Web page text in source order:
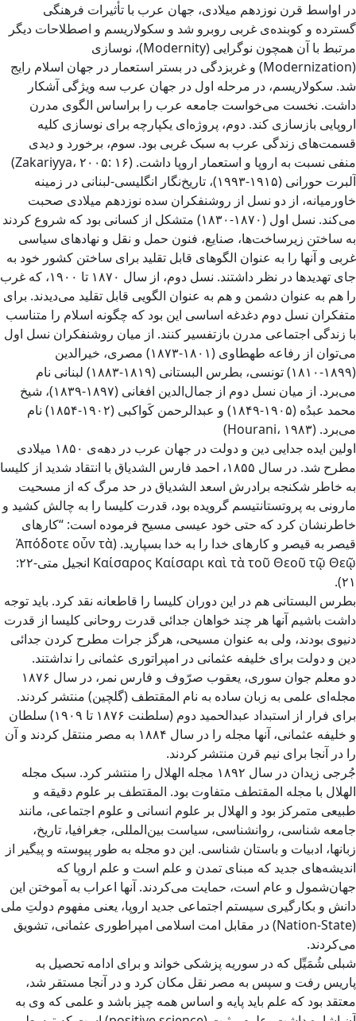
در اواسط قرن نوزدهم میلادی، جهان عرب با تأثیرات فرهنگی
گسترده و کوبنده‌ی غربی روبرو شد و سکولاریسم و اصطلاحات دیگر
مرتبط با آن همچون نوگرایی (Modernity)، نو‌سازی
(Modernization) و غربزدگی در بستر استعمار در جهان اسلام رایج
شد. سکولاریسم، در مرحله اول در جهان عرب سه ویژگی آشکار
داشت. نخست می‌خواست جامعه عرب را براساس الگوی مدرن
اروپایی بازسازی کند. دوم، پروژه‌ای یکپارچه برای نوسازی کلیه
قسمت‌های زندگی عرب به سبک غربی بود. سوم، برخورد و دیدی
منفی نسبت به اروپا و استعمار اروپا داشت. (Zakariyya، ۲۰۰۵: ۱۶)
آلبرت حورانی (۱۹۱۵-۱۹۹۳)، تاریخ‌نگار انگلیسی-لبنانی در زمینه
خاورمیانه، از دو نسل از روشنفکران سده نوزدهم میلادی صحبت
می‌کند. نسل اول (۱۸۷۰-۱۸۳۰) متشکل از کسانی بود که شروع کردند
به ساختن زیرساخت‌ها، صنایع، فنون حمل و نقل و نهادهای سیاسی
غربی و آنها را به عنوان الگوهای قابل تقلید برای ساختن کشور خود به
جای تهدیدها در نظر داشتند. نسل دوم، از سال ۱۸۷۰ تا ۱۹۰۰، که غرب
را هم به عنوان دشمن و هم به عنوان الگویی قابل تقلید می‌دیدند. برای
متفکران نسل دوم دغدغه اساسی این بود که چگونه اسلام را متناسب
با زندگی اجتماعی مدرن بازتفسیر کنند. از میان روشنفکران نسل اول
می‌توان از رفاعه طهطاوی (۱۸۰۱-۱۸۷۳) مصری، خیرالدین
(۱۸۹۹-۱۸۱۰) تونسی، بطرس البستانی (۱۸۱۹-۱۸۸۳) لبنانی نام
می‌برد. از میان نسل دوم از جمال‌الدین افغانی (۱۸۹۷-۱۸۳۹)، شیخ
محمد عبدُه (۱۹۰۵-۱۸۴۹) و عبدالرحمن کَواکبی (۱۹۰۲-۱۸۵۴) نام‌
می‌برد. (Hourani، ۱۹۸۳)
اولین ایده جدایی دین و دولت در جهان عرب در دهه‌ی ۱۸۵۰ میلادی
مطرح شد. در سال ۱۸۵۵، احمد فارس الشدیاق با انتقاد شدید از کلیسا
به خاطر شکنجه برادرش اسعد الشدیاق در حد مرگ که از مسحیت
مارونی به پروتستانتیسم گرویده بود، قدرت کلیسا را به چالش کشید و
خاطرنشان کرد که حتی خود عیسی مسیح فرموده است: “کارهای
قیصر به قیصر و کارهای خدا را به خدا بسپارید. (Ἀπόδοτε οὖν τὰ
Καίσαρος Καίσαρι καὶ τὰ τοῦ Θεοῦ τῷ Θεῷ انجیل متی-۲۲:
۲۱).
بطرس البستانی هم در این دوران کلیسا را قاطعانه نقد کرد. باید توجه
داشت باشیم آنها هر چند خواهان جدائی قدرت روحانی کلیسا از قدرت
دنیوی بودند، ولی به عنوان مسیحی، هرگز جرات مطرح کردن جدائی
دین و دولت برای خلیفه عثمانی در امپراتوری عثمانی را نداشتند.
دو معلم جوان سوری، یعقوب صرّوف و فارس نمر، در سال ۱۸۷۶
مجله‌ای علمی به زبان ساده به نام المقتطف (گلچین) منتشر کردند.
برای فرار از استبداد عبدالحمید دوم (سلطنت ۱۸۷۶ تا ۱۹۰۹) سلطان
و خلیفه عثمانی، آنها مجله را در سال ۱۸۸۴ به مصر منتقل کردند و آن
را در آنجا برای نیم قرن منتشر کردند.
جُرجی زیدان در سال ۱۸۹۲ مجله الهلال را منتشر کرد. سبک مجله
الهلال با مجله المقتطف متفاوت بود. المقتطف بر علوم دقیقه و
طبیعی متمرکز بود و الهلال بر علوم انسانی و علوم اجتماعی، مانند
جامعه شناسی، روانشناسی، سیاست بین‌المللی، جغرافیا، تاریخ،
زبانها، ادبیات و باستان شناسی. این دو مجله به طور پیوسته و پیگیر از
اندیشه‌های جدید که مبنای تمدن و علم است و علم اروپا که
جهان‌شمول و عام است، حمایت می‌کردند. آنها اعراب به آموختن این
دانش و بکارگیری سیستم اجتماعی جدید اروپا، یعنی مفهوم دولتِ ملی
(Nation-State) در مقابل امت اسلامی امپراطوری عثمانی، تشویق
می‌کردند.
شبلی شُمَیِّل که در سوریه پزشکی خواند و برای ادامه تحصیل به
پاریس رفت و سپس به مصر نقل مکان کرد و در آنجا مستقر شد،
معتقد بود که علم باید پایه و اساس همه چیز باشد و علمی که وی به